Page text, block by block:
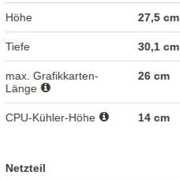
Höhe 27,5 cm
Tiefe 30,1 cm
max. Grafikkarten-
Länge
26 cm
CPU-Kühler-Höhe 14 cm
Netzteil